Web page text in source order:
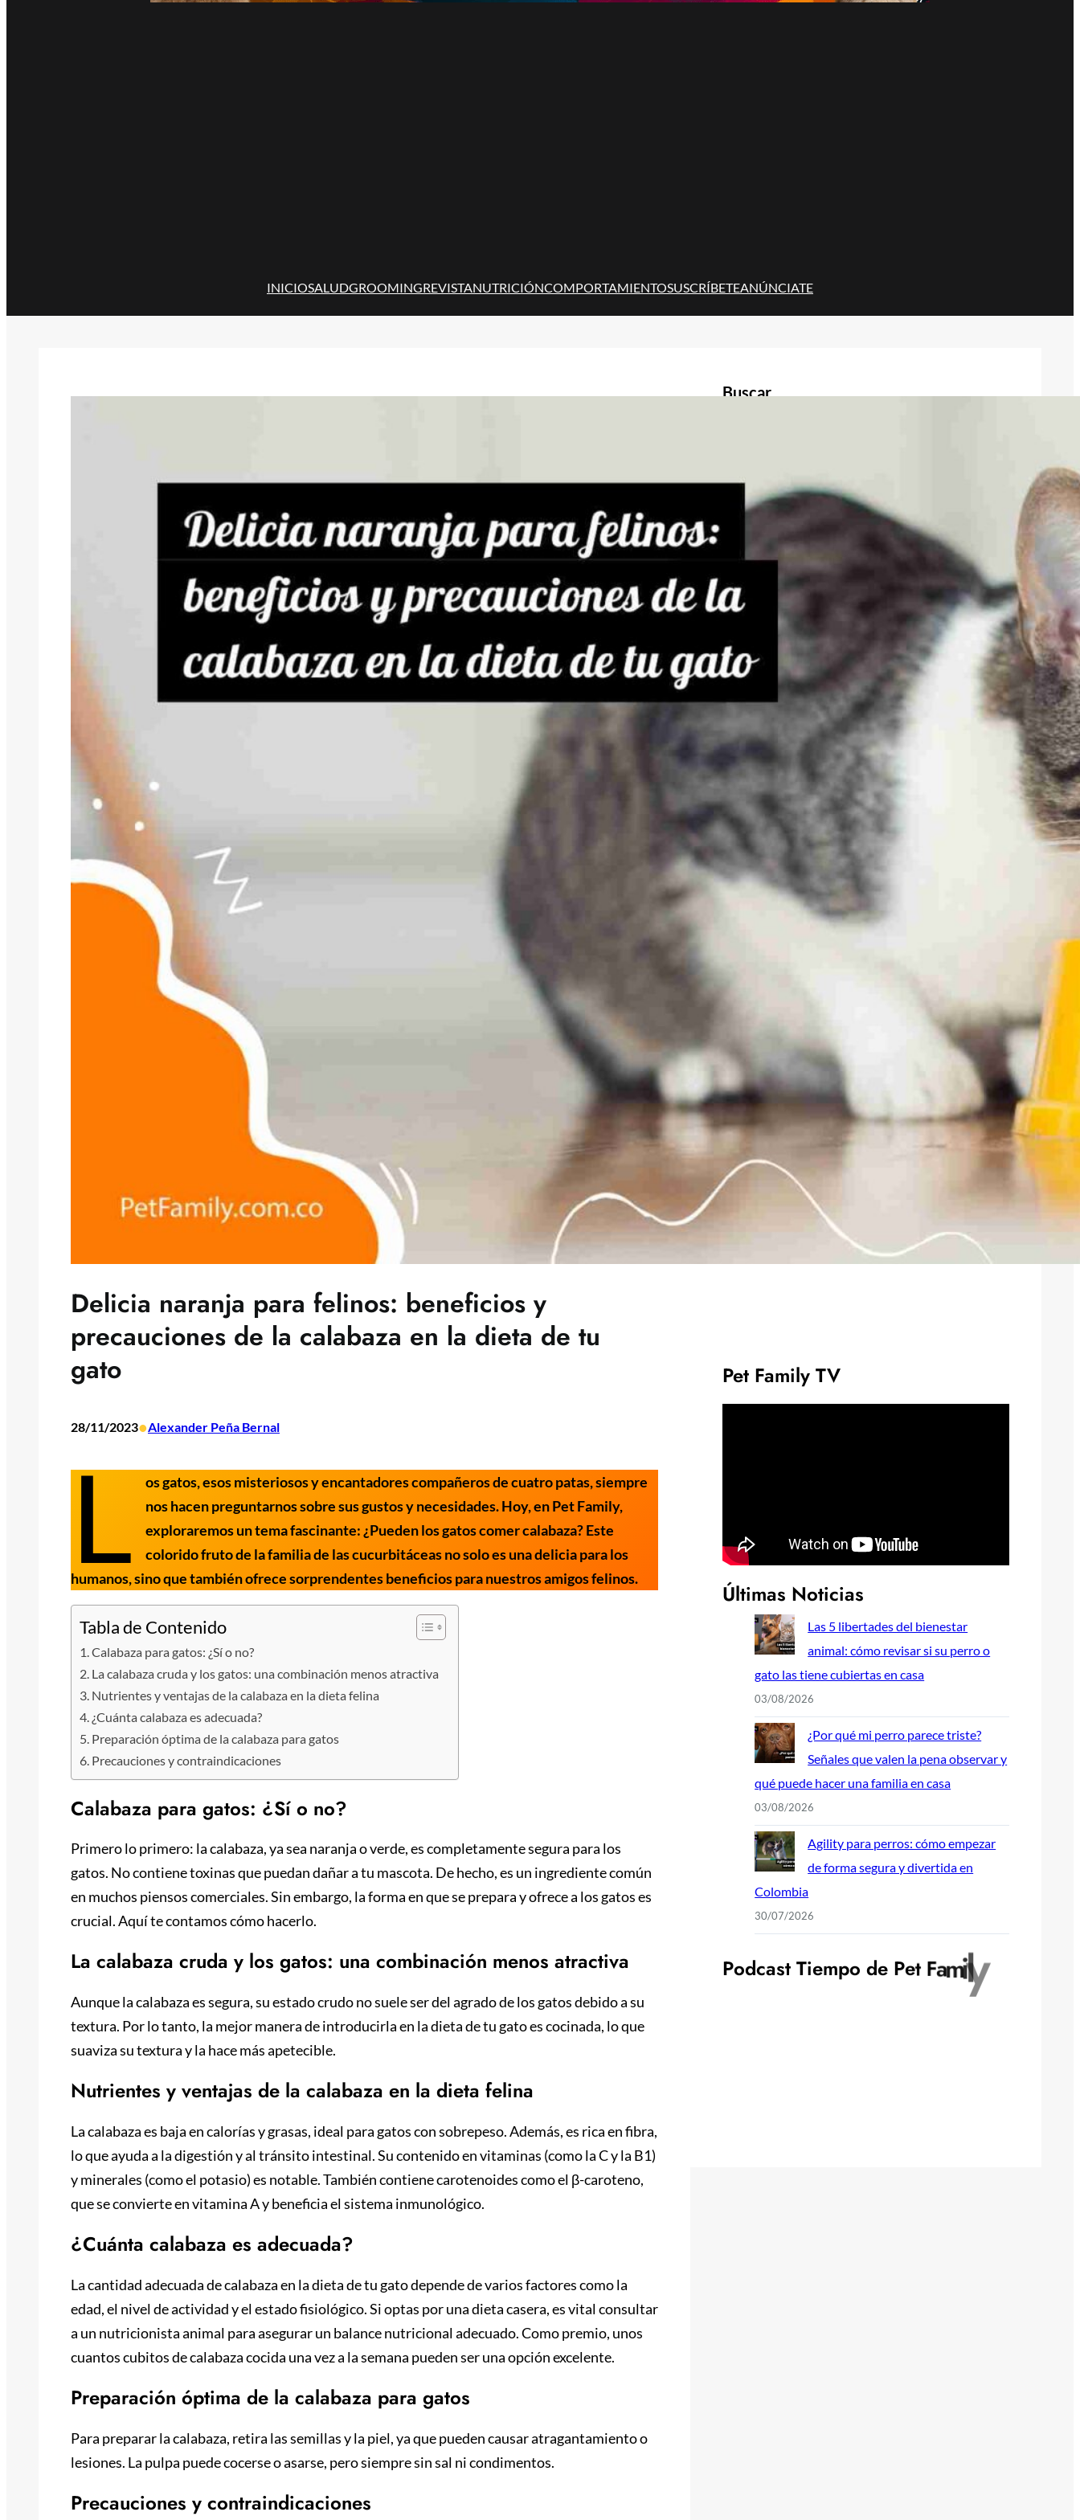
INICIOSALUDGROOMINGREVISTANUTRICIÓNCOMPORTAMIENTOSUSCRÍBETEANÚNCIATE
Delicia naranja para felinos: beneficios y
precauciones de la calabaza en la dieta de tu
gato
28/11/2023•Alexander Peña Bernal
L
os gatos, esos misteriosos y encantadores compañeros de cuatro patas, siempre
nos hacen preguntarnos sobre sus gustos y necesidades. Hoy, en Pet Family,
exploraremos un tema fascinante: ¿Pueden los gatos comer calabaza? Este
colorido fruto de la familia de las cucurbitáceas no solo es una delicia para los
humanos, sino que también ofrece sorprendentes beneficios para nuestros amigos felinos.
Tabla de Contenido
Calabaza para gatos: ¿Sí o no?
La calabaza cruda y los gatos: una combinación menos atractiva
Nutrientes y ventajas de la calabaza en la dieta felina
¿Cuánta calabaza es adecuada?
Preparación óptima de la calabaza para gatos
Precauciones y contraindicaciones
Calabaza para gatos: ¿Sí o no?
Primero lo primero: la calabaza, ya sea naranja o verde, es completamente segura para los
gatos. No contiene toxinas que puedan dañar a tu mascota. De hecho, es un ingrediente común
en muchos piensos comerciales. Sin embargo, la forma en que se prepara y ofrece a los gatos es
crucial. Aquí te contamos cómo hacerlo.
La calabaza cruda y los gatos: una combinación menos atractiva
Aunque la calabaza es segura, su estado crudo no suele ser del agrado de los gatos debido a su
textura. Por lo tanto, la mejor manera de introducirla en la dieta de tu gato es cocinada, lo que
suaviza su textura y la hace más apetecible.
Nutrientes y ventajas de la calabaza en la dieta felina
La calabaza es baja en calorías y grasas, ideal para gatos con sobrepeso. Además, es rica en fibra,
lo que ayuda a la digestión y al tránsito intestinal. Su contenido en vitaminas (como la C y la B1)
y minerales (como el potasio) es notable. También contiene carotenoides como el β-caroteno,
que se convierte en vitamina A y beneficia el sistema inmunológico.
¿Cuánta calabaza es adecuada?
La cantidad adecuada de calabaza en la dieta de tu gato depende de varios factores como la
edad, el nivel de actividad y el estado fisiológico. Si optas por una dieta casera, es vital consultar
a un nutricionista animal para asegurar un balance nutricional adecuado. Como premio, unos
cuantos cubitos de calabaza cocida una vez a la semana pueden ser una opción excelente.
Preparación óptima de la calabaza para gatos
Para preparar la calabaza, retira las semillas y la piel, ya que pueden causar atragantamiento o
lesiones. La pulpa puede cocerse o asarse, pero siempre sin sal ni condimentos.
Precauciones y contraindicaciones
Buscar
Publicidad
Publicidad
Social Media
Facebook
Clic para suscribirte a la revista
Revista
Pet Family TV
Últimas Noticias
Las 5 libertades del bienestar
animal: cómo revisar si su perro o
gato las tiene cubiertas en casa
03/08/2026
¿Por qué mi perro parece triste?
Señales que valen la pena observar y
qué puede hacer una familia en casa
03/08/2026
Agility para perros: cómo empezar
de forma segura y divertida en
Colombia
30/07/2026
Podcast Tiempo de Pet Family